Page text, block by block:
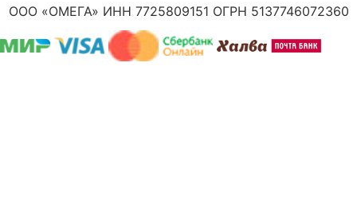
ООО «ОМЕГА» ИНН 7725809151 ОГРН 5137746072360